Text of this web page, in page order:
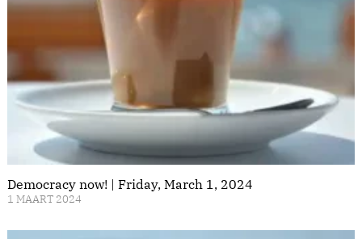
Democracy now! | Friday, March 1, 2024
1 MAART 2024